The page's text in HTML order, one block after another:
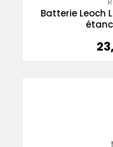
Batterie Leoch
Prix